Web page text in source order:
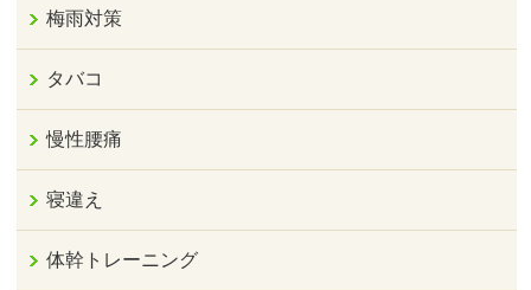
梅雨対策
タバコ
慢性腰痛
寝違え
体幹トレーニング